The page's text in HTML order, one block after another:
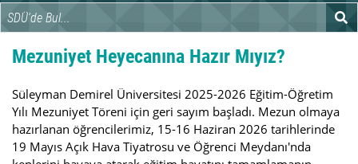
Mezuniyet Heyecanına Hazır Mıyız?
Süleyman Demirel Üniversitesi 2025-2026 Eğitim-Öğretim
Yılı Mezuniyet Töreni için geri sayım başladı. Mezun olmaya
hazırlanan öğrencilerimiz, 15-16 Haziran 2026 tarihlerinde
19 Mayıs Açık Hava Tiyatrosu ve Öğrenci Meydanı'nda